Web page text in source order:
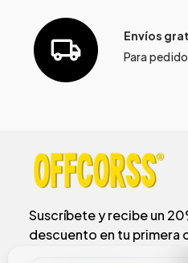
Envíos
Para
Suscríbete y recibe un
descuento en tu primera